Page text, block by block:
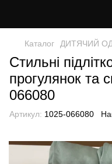
Каталог ДИТЯЧИЙ
Стильні
прогулянок та
066080
Артикул: 1025-066080